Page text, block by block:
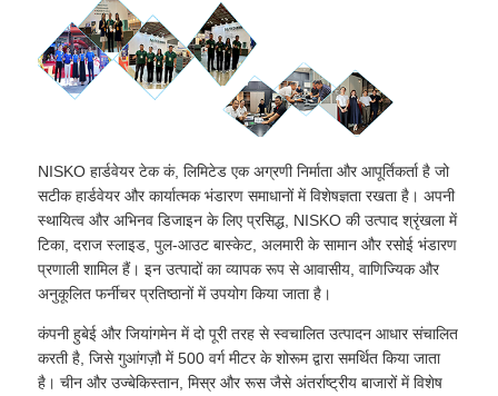
NISKO हार्डवेयर टेक कं, लिमिटेड एक अग्रणी निर्माता और आपूर्तिकर्ता है जो
सटीक हार्डवेयर और कार्यात्मक भंडारण समाधानों में विशेषज्ञता रखता है। अपनी
स्थायित्व और अभिनव डिजाइन के लिए प्रसिद्ध, NISKO की उत्पाद श्रृंखला में
टिका, दराज स्लाइड, पुल-आउट बास्केट, अलमारी के सामान और रसोई भंडारण
प्रणाली शामिल हैं। इन उत्पादों का व्यापक रूप से आवासीय, वाणिज्यिक और
अनुकूलित फर्नीचर प्रतिष्ठानों में उपयोग किया जाता है।
कंपनी हुबेई और जियांगमेन में दो पूरी तरह से स्वचालित उत्पादन आधार संचालित
करती है, जिसे गुआंगज़ौ में 500 वर्ग मीटर के शोरूम द्वारा समर्थित किया जाता
है। चीन और उज्बेकिस्तान, मिस्र और रूस जैसे अंतर्राष्ट्रीय बाजारों में विशेष